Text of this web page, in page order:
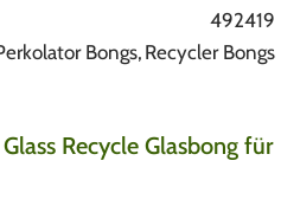
492419
Bongs, Recycler Bongs
Recycle Glasbong für